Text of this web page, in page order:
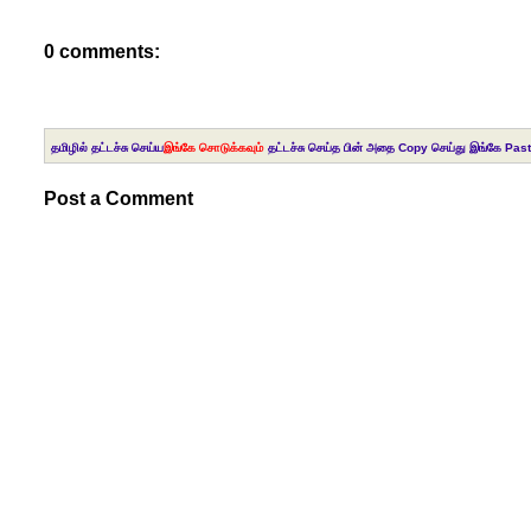
0 comments:
தமிழில் தட்டச்சு செய்யஇங்கே சொடுக்கவும் தட்டச்சு செய்த பின் அதை Copy செய்து இங்கே
Post a Comment